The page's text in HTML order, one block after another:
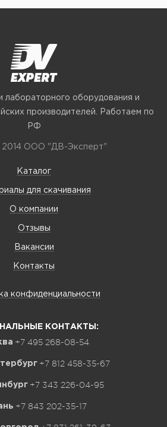
лабораторного оборудования и
производителей. Работаем по
РФ
ООО "ДВ-Эксперт"
Каталог
для скачивания
О компании
Отзывы
Вакансии
Контакты
конфиденциальности
КОНТАКТЫ:
+7 495 268-08-54
+7 812 458-35-67
+7 343 226-04-95
+7 843 202-35-17